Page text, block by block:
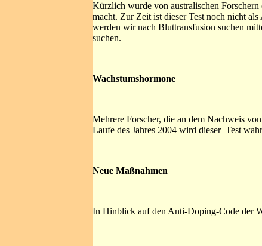
Kürzlich wurde von australischen Forschern
macht. Zur Zeit ist dieser Test noch nicht
werden wir nach Bluttransfusion suchen
suchen.
Wachstumshormone
Mehrere Forscher, die an dem Nachweis
Laufe des Jahres 2004 wird dieser Test
Neue Maßnahmen
In Hinblick auf den Anti-Doping-Code der